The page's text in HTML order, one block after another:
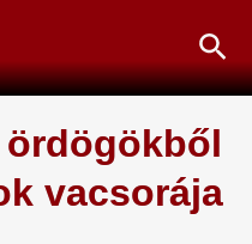
vacsorája